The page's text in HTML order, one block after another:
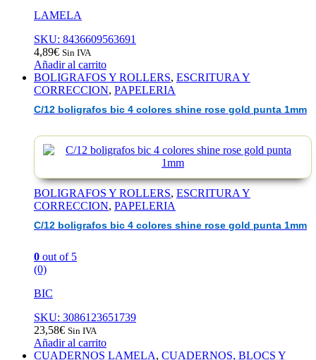
LAMELA
SKU: 8436609563691
4,89€ Sin IVA
Añadir al carrito
BOLIGRAFOS Y ROLLERS, ESCRITURA Y
CORRECCION, PAPELERIA
C/12 boligrafos bic 4 colores shine rose gold punta 1mm
BOLIGRAFOS Y ROLLERS, ESCRITURA Y
CORRECCION, PAPELERIA
C/12 boligrafos bic 4 colores shine rose gold punta 1mm
0 out of 5
(0)
BIC
SKU: 3086123651739
23,58€ Sin IVA
Añadir al carrito
CUADERNOS LAMELA, CUADERNOS, BLOCS Y